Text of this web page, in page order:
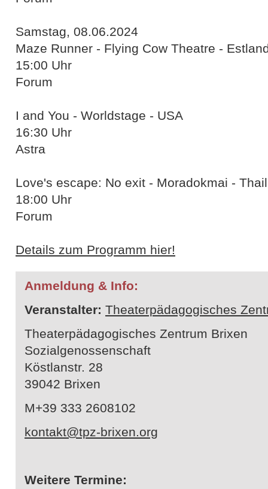
Samstag, 08.06.2024
Maze Runner - Flying Cow Theatre -
15:00 Uhr
Forum
I and You - Worldstage - USA
16:30 Uhr
Astra
Love's escape: No exit - Moradokmai -
18:00 Uhr
Forum
Details zum Programm hier!
Anmeldung & Info:
Veranstalter: Theaterpädagogisches
Theaterpädagogisches Zentrum Brixen
Sozialgenossenschaft
Köstlanstr. 28
39042 Brixen
M+39 333 2608102
kontakt@tpz-brixen.org
Weitere Termine: